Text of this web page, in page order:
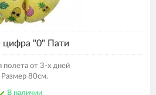
"0" Пати
полета от 3-х дней
Размер 80см.
В наличии